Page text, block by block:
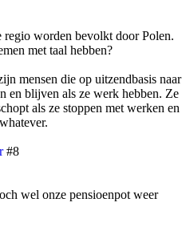
regio worden bevolkt door Polen.
met taal hebben?
mensen die op uitzendbasis naar
en blijven als ze werk hebben. Ze
als ze stoppen met werken en
#8
wel onze pensioenpot weer